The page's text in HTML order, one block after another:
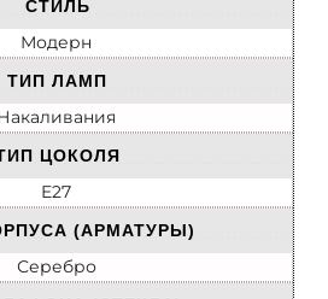
СТИЛЬ
Модерн
ТИП ЛАМП
ЦОКОЛЯ
E27
(АРМАТУРЫ)
Серебро